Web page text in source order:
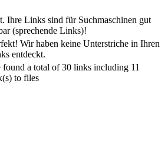
Ihre Links sind für Suchmaschinen gut
(sprechende Links)!
Wir haben keine Unterstriche in Ihren
entdeckt.
found a total of 30 links including 11
to files